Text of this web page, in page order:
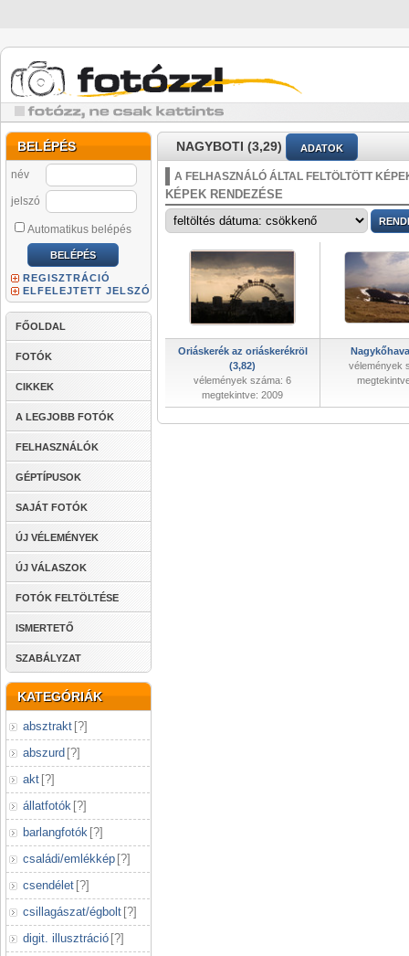
BELÉPÉS
név
jelszó
Automatikus belépés
REGISZTRÁCIÓ
ELFELEJTETT JELSZÓ
FŐOLDAL
FOTÓK
CIKKEK
A LEGJOBB FOTÓK
FELHASZNÁLÓK
GÉPTÍPUSOK
SAJÁT FOTÓK
ÚJ VÉLEMÉNYEK
ÚJ VÁLASZOK
FOTÓK FELTÖLTÉSE
ISMERTETŐ
SZABÁLYZAT
KATEGÓRIÁK
absztrakt [?]
abszurd [?]
akt [?]
állatfotók [?]
barlangfotók [?]
családi/emlékkép [?]
csendélet [?]
csillagászat/égbolt [?]
digit. illusztráció [?]
NAGYBOTI (3,29) ADATOK
A FELHASZNÁLÓ ÁLTAL FELTÖLTÖTT
KÉPEK RENDEZÉSE
Oriáskerék az oriáskerékröl
(3,82)
vélemények száma: 6
megtekintve: 2009
vélemények